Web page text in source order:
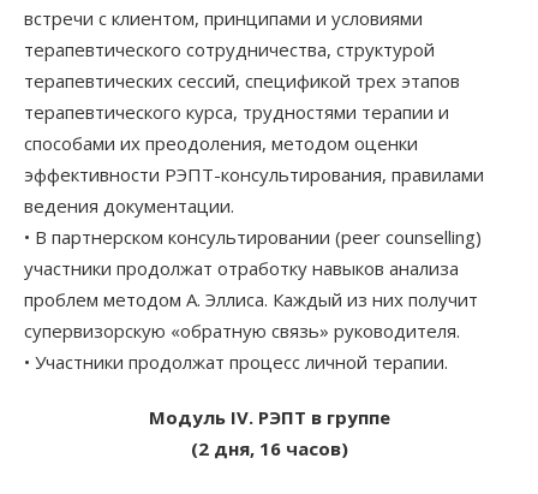
встречи с клиентом, принципами и условиями
терапевтического сотрудничества, структурой
терапевтических сессий, спецификой трех этапов
терапевтического курса, трудностями терапии и
способами их преодоления, методом оценки
эффективности РЭПТ-консультирования, правилами
ведения документации.
• В партнерском консультировании (peer counselling)
участники продолжат отработку навыков анализа
проблем методом А. Эллиса. Каждый из них получит
супервизорскую «обратную связь» руководителя.
• Участники продолжат процесс личной терапии.
Модуль IV. РЭПТ в группе
(2 дня, 16 часов)